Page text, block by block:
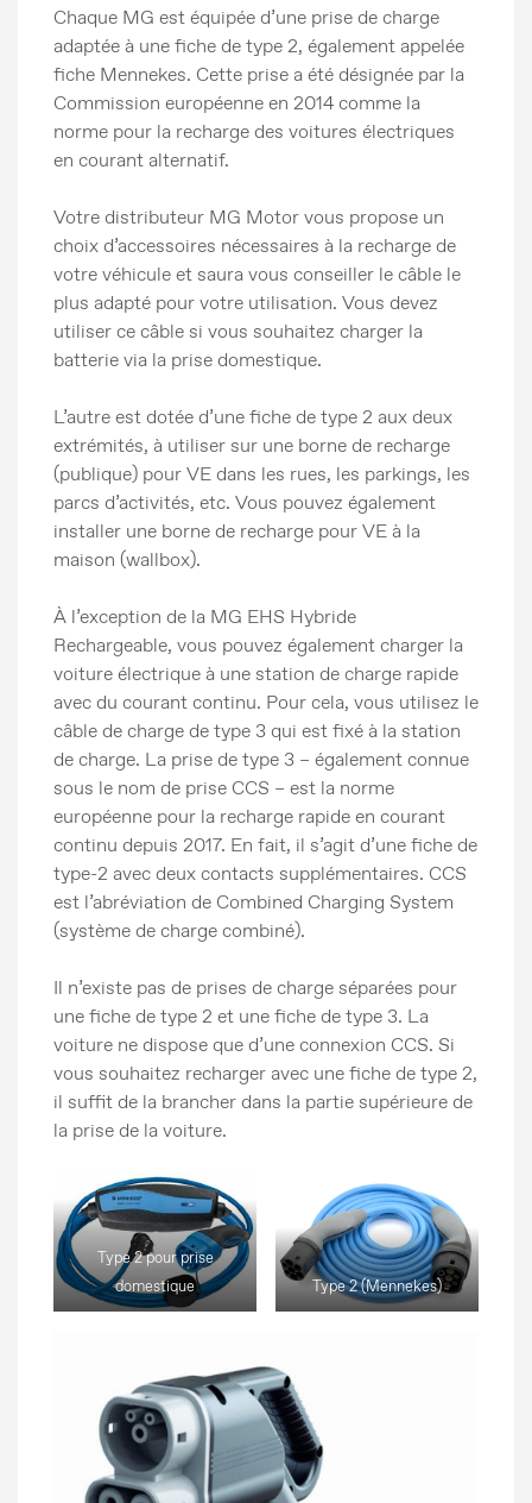
Chaque MG est équipée d’une prise de charge
adaptée à une fiche de type 2, également appelée
fiche Mennekes. Cette prise a été désignée par la
Commission européenne en 2014 comme la
norme pour la recharge des voitures électriques
en courant alternatif.
Votre distributeur MG Motor vous propose un
choix d’accessoires nécessaires à la recharge de
votre véhicule et saura vous conseiller le câble le
plus adapté pour votre utilisation. Vous devez
utiliser ce câble si vous souhaitez charger la
batterie via la prise domestique.
L’autre est dotée d’une fiche de type 2 aux deux
extrémités, à utiliser sur une borne de recharge
(publique) pour VE dans les rues, les parkings, les
parcs d’activités, etc. Vous pouvez également
installer une borne de recharge pour VE à la
maison (wallbox).
À l’exception de la MG EHS Hybride
Rechargeable, vous pouvez également charger la
voiture électrique à une station de charge rapide
avec du courant continu. Pour cela, vous utilisez le
câble de charge de type 3 qui est fixé à la station
de charge. La prise de type 3 – également connue
sous le nom de prise CCS – est la norme
européenne pour la recharge rapide en courant
continu depuis 2017. En fait, il s’agit d’une fiche de
type-2 avec deux contacts supplémentaires. CCS
est l’abréviation de Combined Charging System
(système de charge combiné).
Il n’existe pas de prises de charge séparées pour
une fiche de type 2 et une fiche de type 3. La
voiture ne dispose que d’une connexion CCS. Si
vous souhaitez recharger avec une fiche de type 2,
il suffit de la brancher dans la partie supérieure de
la prise de la voiture.
Type 2 pour prise
domestique
Type 2 (Mennekes)